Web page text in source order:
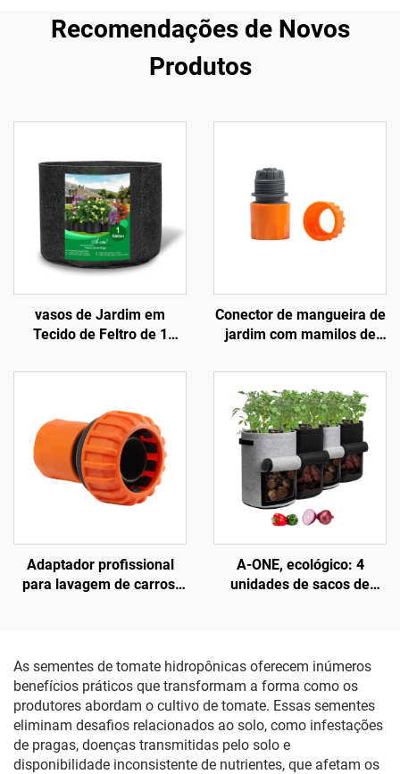
Recomendações de Novos
Produtos
vasos de Jardim em
Tecido de Feltro de 1
Dobráveis, para Repolho,
Crescimento de Plantas
Conector de mangueira de
jardim com mamilos de
pontos em ABS laranja
durável, padrão ANSI,
diâmetro de 1/2 polegada,
para lavagem de carros
Adaptador profissional
para lavagem de carros,
mangueiras de irrigação
A-ONE, ecológico: 4
unidades de sacos de
espessura de 3 mm, com
janela de colheita para
tomates e vegetais
As sementes de tomate hidropônicas oferecem inúmeros
benefícios práticos que transformam a forma como os
produtores abordam o cultivo de tomate. Essas sementes
eliminam desafios relacionados ao solo, como infestações
de pragas, doenças transmitidas pelo solo e
disponibilidade inconsistente de nutrientes, que afetam os